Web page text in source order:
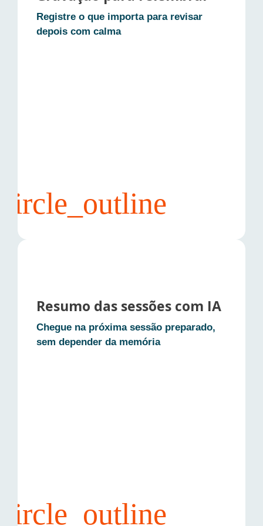
• Sala dedicada para cada encontro
Registre o que importa para revisar
depois com calma
hora
• Grave só trechos específicos (não
precisa gravar tudo)
Resumo das sessões com IA
Chegue na próxima sessão preparado,
sem depender da memória